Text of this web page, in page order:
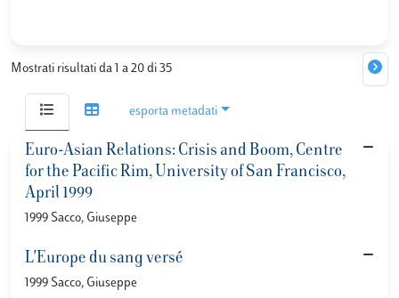
Mostrati risultati da 1 a 20 di 35
esporta metadati
Euro-Asian Relations: Crisis and Boom, Centre
for the Pacific Rim, University of San Francisco,
April 1999
1999 Sacco, Giuseppe
L'Europe du sang versé
1999 Sacco, Giuseppe